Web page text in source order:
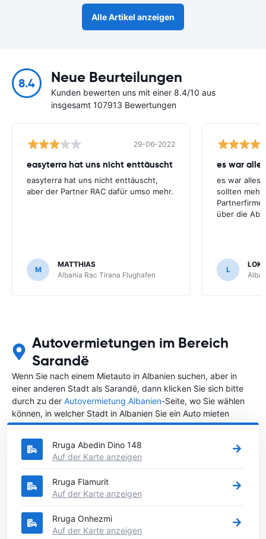
Alle Artikel anzeigen
8.4 Neue Beurteilungen
Kunden bewerten uns mit einer 8.4/10 aus
insgesamt 107913 Bewertungen
29-06-2022
easyterra hat uns nicht enttäuscht
easyterra hat uns nicht enttäuscht,
aber der Partner RAC dafür umso mehr.
M
MATTHIAS
Albania Rac Tirana Flughafen
es war
es war alles
sollten mehr
über die
L
Autovermietungen im Bereich
Sarandë
Wenn Sie nach einem Mietauto in Albanien suchen, aber in
einer anderen Stadt als Sarandë, dann klicken Sie sich bitte
durch zu der Autovermietung Albanien-Seite, wo Sie wählen
können, in welcher Stadt in Albanien Sie ein Auto mieten
möchten.
Rruga Abedin Dino 148
Auf der Karte anzeigen
Rruga Flamurit
Auf der Karte anzeigen
Rruga Onhezmi
Auf der Karte anzeigen